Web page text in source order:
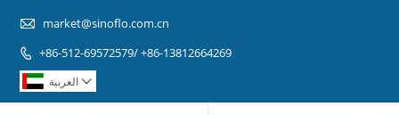
 market@sinoflo.com.cn
 +86-512-69572579/ +86-13812664269
العربية 